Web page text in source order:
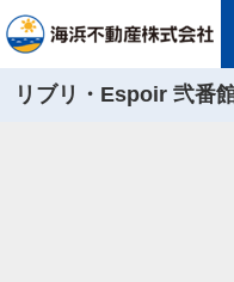
リブリ・Espoir 弐番